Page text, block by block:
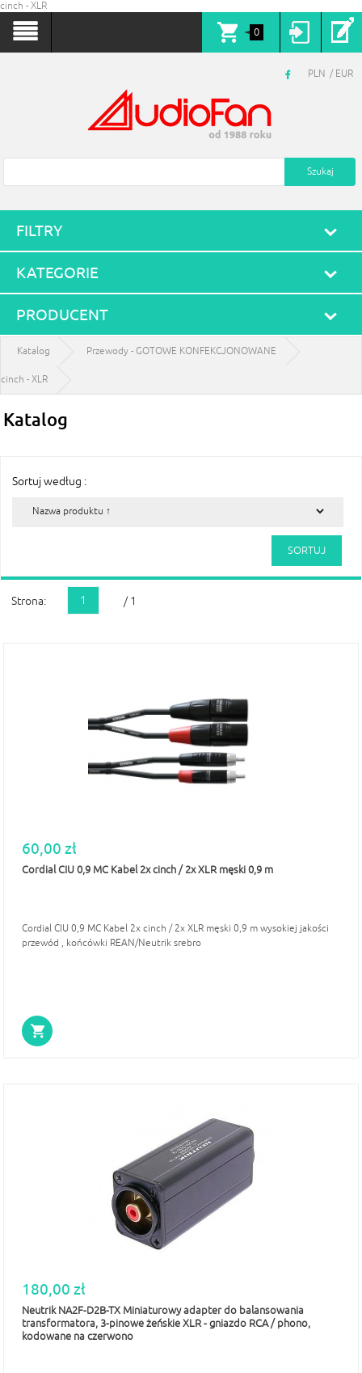
cinch - XLR
0
PLN EUR
FILTRY
KATEGORIE
PRODUCENT
Katalog Przewody - GOTOWE KONFEKCJONOWANE
cinch - XLR
Katalog
Sortuj według :
Strona: 1 / 1
60,00 zł
Cordial CIU 0,9 MC Kabel 2x cinch / 2x XLR męski 0,9 m
Cordial CIU 0,9 MC Kabel 2x cinch / 2x XLR męski 0,9 m wysokiej jakości
przewód , końcówki REAN/Neutrik srebro
180,00 zł
Neutrik NA2F-D2B-TX Miniaturowy adapter do balansowania
transformatora, 3-pinowe żeńskie XLR - gniazdo RCA / phono,
kodowane na czerwono